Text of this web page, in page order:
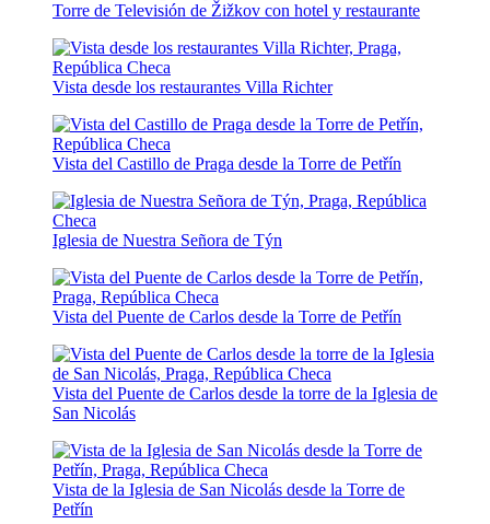
Torre de Televisión de Žižkov con hotel y restaurante
Vista desde los restaurantes Villa Richter
Vista del Castillo de Praga desde la Torre de Petřín
Iglesia de Nuestra Señora de Týn
Vista del Puente de Carlos desde la Torre de Petřín
Vista del Puente de Carlos desde la torre de la Iglesia de
San Nicolás
Vista de la Iglesia de San Nicolás desde la Torre de
Petřín